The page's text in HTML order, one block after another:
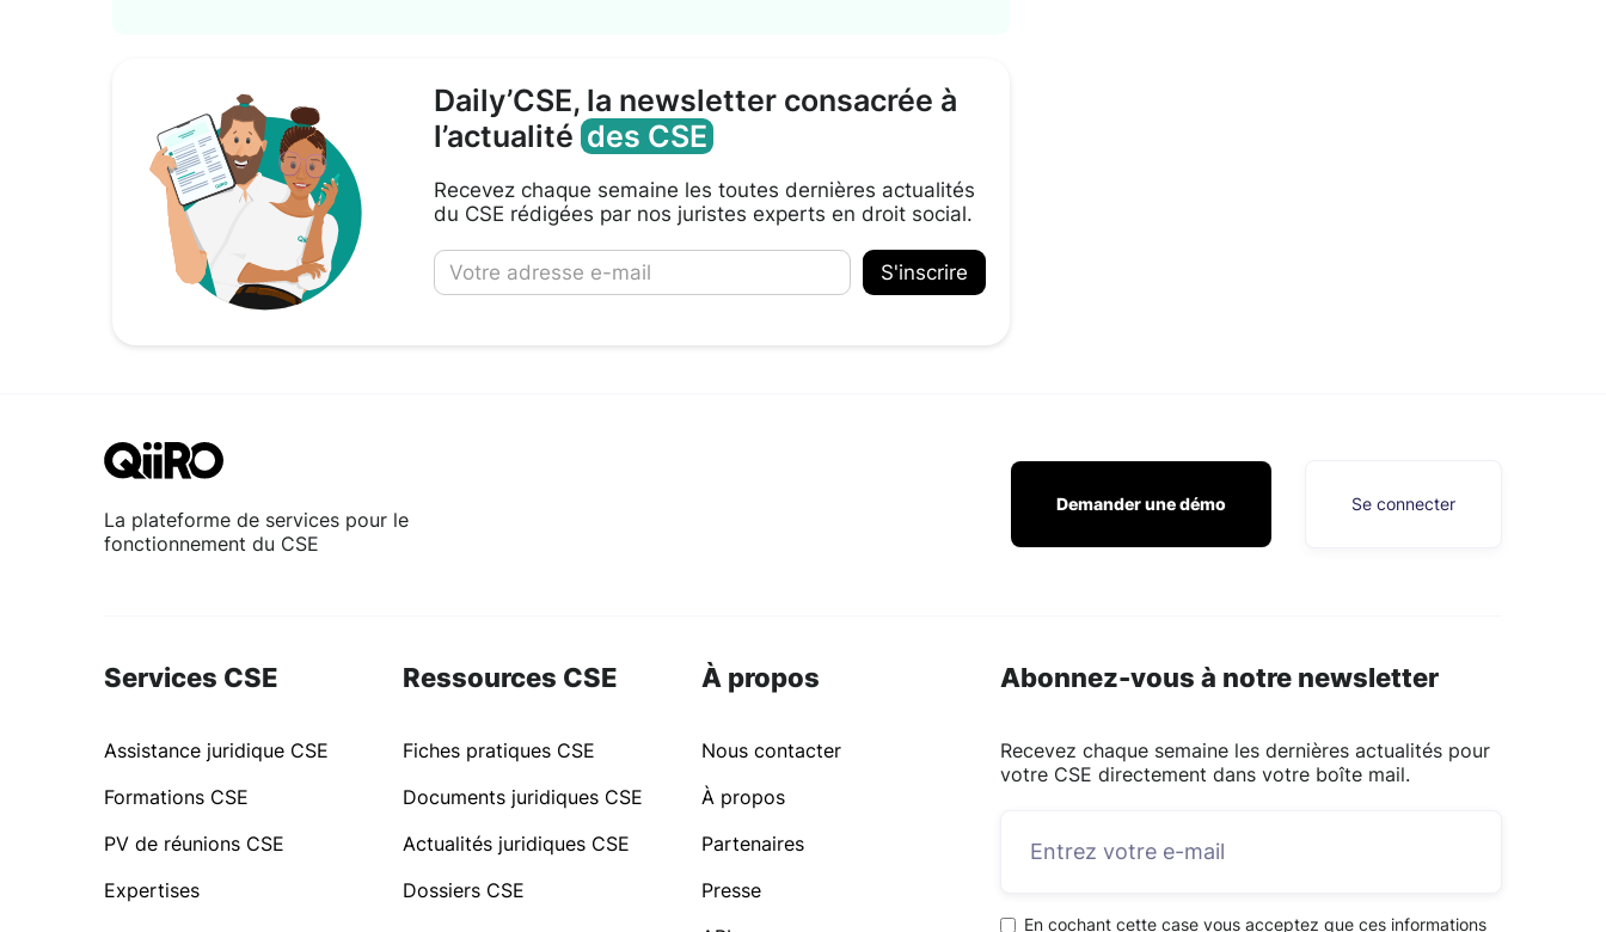
Daily’CSE, la newsletter consacrée à
l’actualitédes CSE
Recevez chaque semaine les toutes dernières actualités
du CSE rédigées par nos juristes experts en droit social.
La plateforme de services pour le
fonctionnement du CSE
Demander une démo Se connecter
Services CSE
Assistance juridique CSE
Formations CSE
PV de réunions CSE
Expertises
Ressources CSE
Fiches pratiques CSE
Documents juridiques CSE
Actualités juridiques CSE
Dossiers CSE
À propos
Nous contacter
À propos
Partenaires
Presse
Abonnez-vous à notre newsletter
Recevez chaque semaine les dernières actualités pour
votre CSE directement dans votre boîte mail.
En cochant cette case vous acceptez que ces informations